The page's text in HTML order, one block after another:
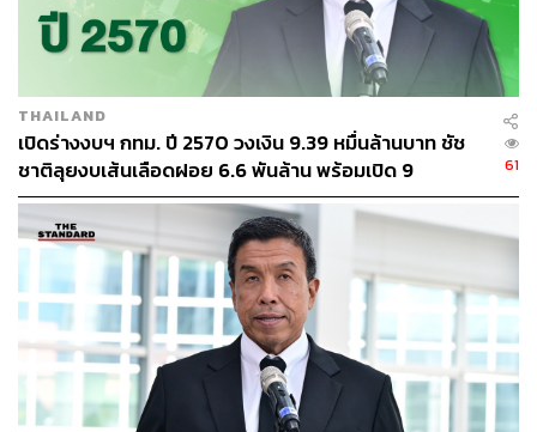
THAILAND
เปิดร่างงบฯ กทม. ปี 2570 วงเงิน 9.39 หมื่นล้านบาท ชัช
ชาติลุยงบเส้นเลือดฝอย 6.6 พันล้าน พร้อมเปิด 9
ยุทธศาสตร์พัฒนาเมือง
61